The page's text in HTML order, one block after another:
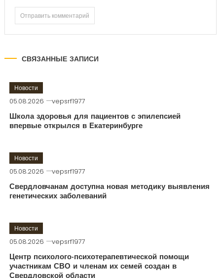
СВЯЗАННЫЕ ЗАПИСИ
Новости
05.08.2026 vepsrf1977
Школа здоровья для пациентов с эпилепсией
впервые открылся в Екатеринбурге
Новости
05.08.2026 vepsrf1977
Свердловчанам доступна новая методику выявления
генетических заболеваний
Новости
05.08.2026 vepsrf1977
Центр психолого-психотерапевтической помощи
участникам СВО и членам их семей создан в
Свердловской области